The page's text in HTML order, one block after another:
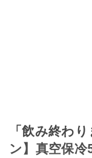
「飲み終わ
ン】真空保